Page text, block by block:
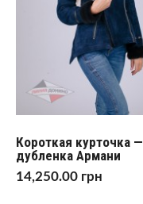
Короткая курточка —
дубленка Армани
14,250.00 грн